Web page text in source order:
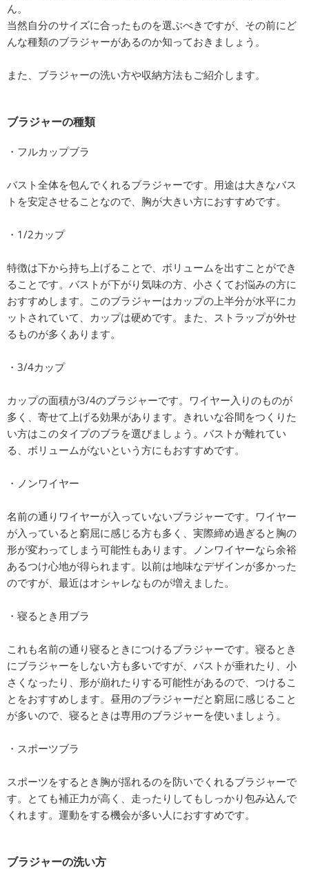
ん。
当然自分のサイズに合ったものを選ぶべきですが、その前にど
んな種類のブラジャーがあるのか知っておきましょう。
また、ブラジャーの洗い方や収納方法もご紹介します。
ブラジャーの種類
・フルカップブラ
バスト全体を包んでくれるブラジャーです。用途は大きなバス
トを安定させることなので、胸が大きい方におすすめです。
・1/2カップ
特徴は下から持ち上げることで、ボリュームを出すことができ
ることです。バストが下がり気味の方、小さくてお悩みの方に
おすすめします。このブラジャーはカップの上半分が水平にカ
ットされていて、カップは硬めです。また、ストラップが外せ
るものが多くあります。
・3/4カップ
カップの面積が3/4のブラジャーです。ワイヤー入りのものが
多く、寄せて上げる効果があります。きれいな谷間をつくりた
い方はこのタイプのブラを選びましょう。バストが離れてい
る、ボリュームがないという方にもおすすめです。
・ノンワイヤー
名前の通りワイヤーが入っていないブラジャーです。ワイヤー
が入っていると窮屈に感じる方も多く、実際締め過ぎると胸の
形が変わってしまう可能性もあります。ノンワイヤーなら余裕
あるつけ心地が得られます。以前は地味なデザインが多かった
のですが、最近はオシャレなものが増えました。
・寝るとき用ブラ
これも名前の通り寝るときにつけるブラジャーです。寝るとき
にブラジャーをしない方も多いですが、バストが垂れたり、小
さくなったり、形が崩れたりする可能性があるので、つけるこ
とをおすすめします。昼用のブラジャーだと窮屈に感じること
が多いので、寝るときは専用のブラジャーを使いましょう。
・スポーツブラ
スポーツをするとき胸が揺れるのを防いでくれるブラジャーで
す。とても補正力が高く、走ったりしてもしっかり包み込んで
くれます。運動をする機会が多い人におすすめです。
ブラジャーの洗い方